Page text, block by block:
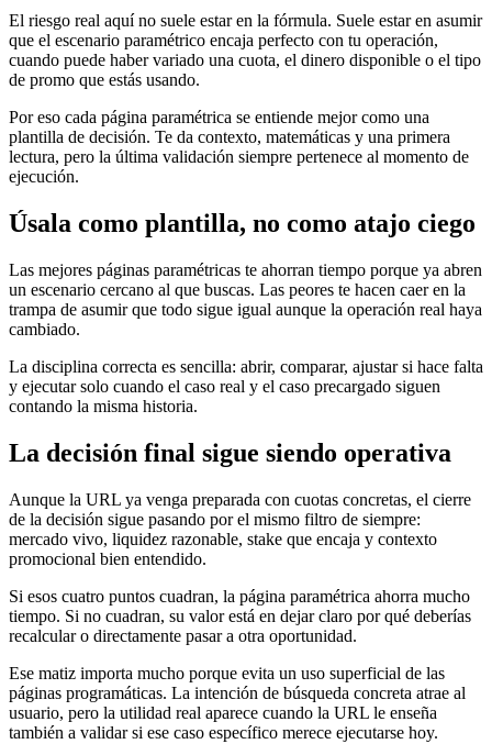
El riesgo real aquí no suele estar en la fórmula. Suele estar en asumir
que el escenario paramétrico encaja perfecto con tu operación,
cuando puede haber variado una cuota, el dinero disponible o el tipo
de promo que estás usando.
Por eso cada página paramétrica se entiende mejor como una
plantilla de decisión. Te da contexto, matemáticas y una primera
lectura, pero la última validación siempre pertenece al momento de
ejecución.
Úsala como plantilla, no como atajo ciego
Las mejores páginas paramétricas te ahorran tiempo porque ya abren
un escenario cercano al que buscas. Las peores te hacen caer en la
trampa de asumir que todo sigue igual aunque la operación real haya
cambiado.
La disciplina correcta es sencilla: abrir, comparar, ajustar si hace falta
y ejecutar solo cuando el caso real y el caso precargado siguen
contando la misma historia.
La decisión final sigue siendo operativa
Aunque la URL ya venga preparada con cuotas concretas, el cierre
de la decisión sigue pasando por el mismo filtro de siempre:
mercado vivo, liquidez razonable, stake que encaja y contexto
promocional bien entendido.
Si esos cuatro puntos cuadran, la página paramétrica ahorra mucho
tiempo. Si no cuadran, su valor está en dejar claro por qué deberías
recalcular o directamente pasar a otra oportunidad.
Ese matiz importa mucho porque evita un uso superficial de las
páginas programáticas. La intención de búsqueda concreta atrae al
usuario, pero la utilidad real aparece cuando la URL le enseña
también a validar si ese caso específico merece ejecutarse hoy.